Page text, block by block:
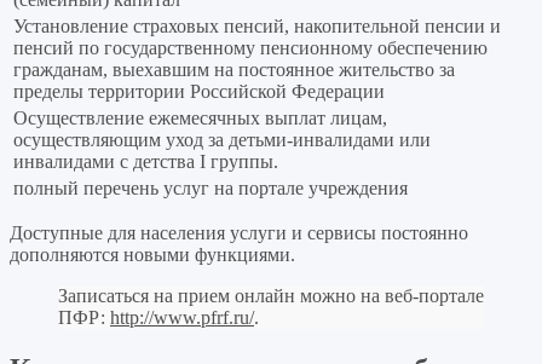
Установление страховых пенсий, накопительной пенсии и
пенсий по государственному пенсионному обеспечению
гражданам, выехавшим на постоянное жительство за
пределы территории Российской Федерации
Осуществление ежемесячных выплат лицам,
осуществляющим уход за детьми-инвалидами или
инвалидами с детства I группы.
полный перечень услуг на портале учреждения
Доступные для населения услуги и сервисы постоянно
дополняются новыми функциями.
Записаться на прием онлайн можно на веб-портале
ПФР: http://www.pfrf.ru/.